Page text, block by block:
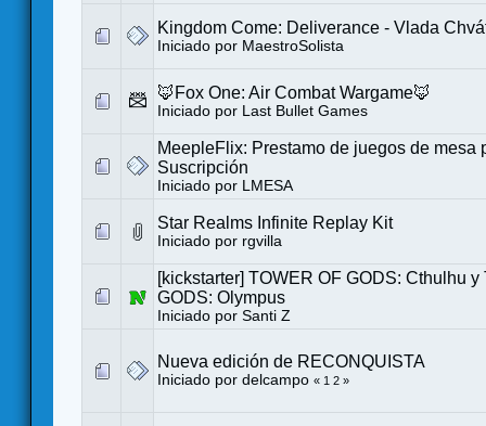
Kingdom Come: Deliverance - Vlada
Iniciado por MaestroSolista
🦊Fox One: Air Combat Wargame🦊
Iniciado por Last Bullet Games
MeepleFlix: Prestamo de juegos de mesa
Suscripción
Iniciado por LMESA
Star Realms Infinite Replay Kit
Iniciado por rgvilla
[kickstarter] TOWER OF GODS: Cthulhu y
GODS: Olympus
Iniciado por Santi Z
Nueva edición de RECONQUISTA
Iniciado por delcampo « 1 2 »